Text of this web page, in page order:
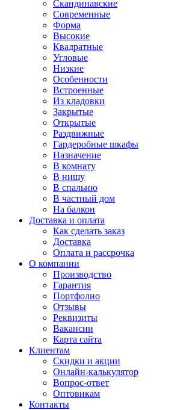
Скандинавские
Современные
Форма
Высокие
Квадратные
Угловые
Низкие
Особенности
Встроенные
Из кладовки
Закрытые
Открытые
Раздвижные
Гардеробные шкафы
Назначение
В комнату
В нишу
В спальню
В частный дом
На балкон
Доставка и оплата
Как сделать заказ
Доставка
Оплата и рассрочка
О компании
Производство
Гарантия
Портфолио
Отзывы
Реквизиты
Вакансии
Карта сайта
Клиентам
Скидки и акции
Онлайн-калькулятор
Вопрос-ответ
Оптовикам
Контакты